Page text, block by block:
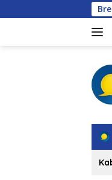
ke